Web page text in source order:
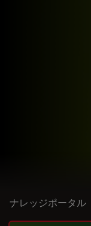
ナレッジポータル